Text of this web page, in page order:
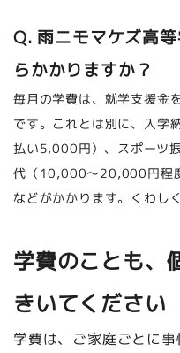
Q. 雨ニモマケズ高
らかかりますか？
毎月の学費は、就学支援金
です。これとは別に、入学
払い5,000円）、スポーツ
代（10,000〜20,000円程
などがかかります。くわし
学費のことも、
きいてください
学費は、ご家庭ごとに事